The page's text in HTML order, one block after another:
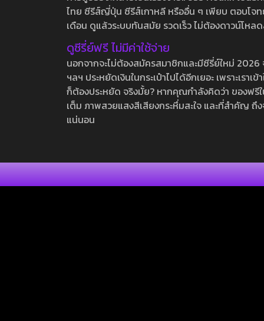
ไทย ซีรีส์ญี่ปุ่น ซีรีส์เกาหลี หรืออื่น ๆ เพียบ ตอบโจท
เดือน ดูแล้วระบบทันสมัย รวดเร็ว ไม่ต้องดาวน์โห
ดูซีรี่ย์ฟรี ไม่มีค่าใช้จ่าย
นอกจากจะไม่ต้องสมัครสมาชิกและมีซีรี่ย์ใหม่
ฯลฯ ประหยัดเงินในกระเป๋าไปได้อีกเยอะ เพราะเร
ก็ต้องประหยัด จริงมั้ย? หากคุณกำลังคิดว่า ของฟ
เต็ม ภาพสวยแสงสีเสียงกระหึ่มสะใจ และที่สำคัญ
แน่นอน